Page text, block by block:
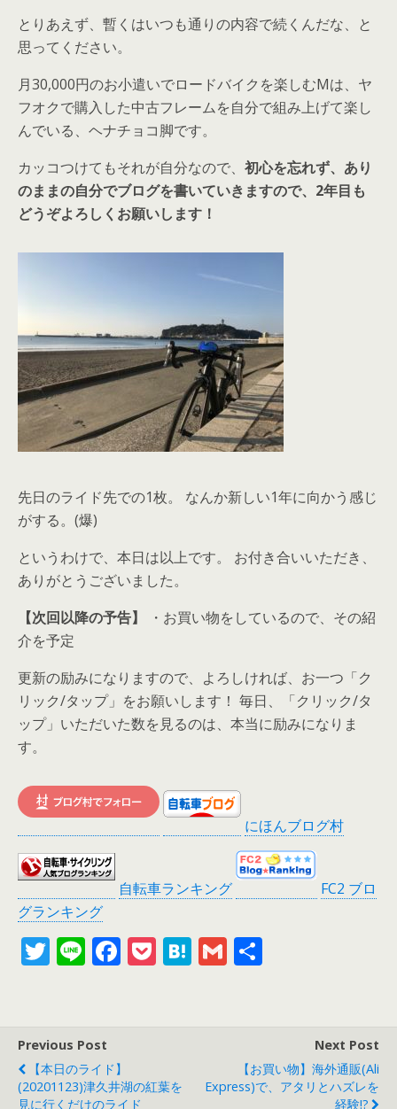
とりあえず、暫くはいつも通りの内容で続くんだな、と
思ってください。
月30,000円のお小遣いでロードバイクを楽しむMは、ヤ
フオクで購入した中古フレームを自分で組み上げて楽し
んでいる、ヘナチョコ脚です。
カッコつけてもそれが自分なので、 初心を忘れず、あり
のままの自分でブログを書いていきますので、2年目も
どうぞよろしくお願いします！
先日のライド先での1枚。 なんか新しい1年に向かう感じ
がする。(爆)
というわけで、本日は以上です。 お付き合いいただき、
ありがとうございました。
【次回以降の予告】
・お買い物をしているので、その紹
介を予定
更新の励みになりますので、よろしければ、お一つ「ク
リック/タップ」をお願いします！ 毎日、「クリック/タ
ップ」いただいた数を見るのは、本当に励みになりま
す。
にほんブログ村
自転車ランキング
FC2 ブロ
グランキング
T
er
Li F
o
P H G
Previous Post
【本日のライド】
(20201123)津久井湖の紅葉を
見に行くだけのライド
Next Post
【お買い物】海外通販(Ali
Express)で、アタリとハズレを
経験!?